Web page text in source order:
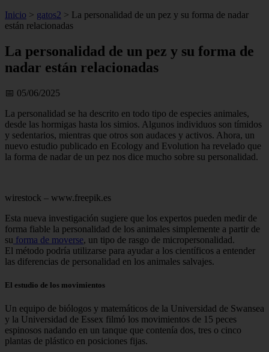
Inicio > gatos2 > La personalidad de un pez y su forma de nadar
están relacionadas
La personalidad de un pez y su forma de
nadar están relacionadas
📅 05/06/2025
La personalidad se ha descrito en todo tipo de especies animales,
desde las hormigas hasta los simios. Algunos individuos son tímidos
y sedentarios, mientras que otros son audaces y activos. Ahora, un
nuevo estudio publicado en Ecology and Evolution ha revelado que
la forma de nadar de un pez nos dice mucho sobre su personalidad.
wirestock – www.freepik.es
Esta nueva investigación sugiere que los expertos pueden medir de
forma fiable la personalidad de los animales simplemente a partir de
su forma de moverse, un tipo de rasgo de micropersonalidad.
El método podría utilizarse para ayudar a los científicos a entender
las diferencias de personalidad en los animales salvajes.
El estudio de los movimientos
Un equipo de biólogos y matemáticos de la Universidad de Swansea
y la Universidad de Essex filmó los movimientos de 15 peces
espinosos nadando en un tanque que contenía dos, tres o cinco
plantas de plástico en posiciones fijas.